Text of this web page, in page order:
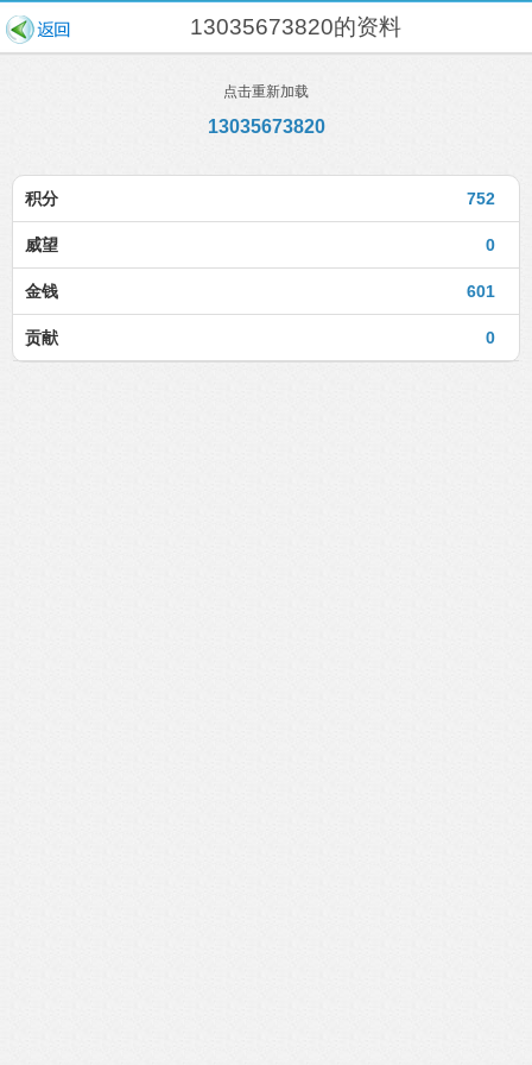
13035673820的资料
点击重新加载
13035673820
752
积分
0
威望
601
金钱
0
贡献